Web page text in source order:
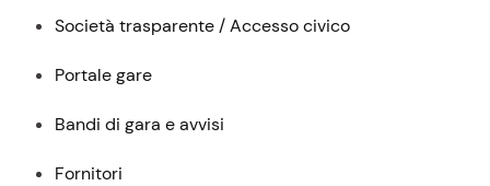
Società trasparente / Accesso civico
Portale gare
Bandi di gara e avvisi
Fornitori